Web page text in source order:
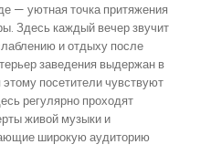
— уютная точка притяжения
Здесь каждый вечер звучит
и отдыху после
заведения выдержан в
посетители чувствуют
регулярно проходят
живой музыки и
широкую аудиторию